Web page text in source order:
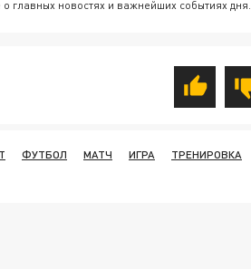
главных новостях и важнейших событиях дня.
ФУТБОЛ МАТЧ ИГРА
ТРЕНИРОВКА